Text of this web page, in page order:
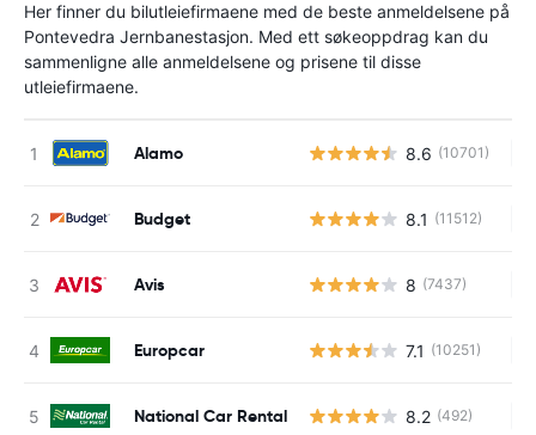
Her finner du bilutleiefirmaene med de beste anmeldelsene på
Pontevedra Jernbanestasjon. Med ett søkeoppdrag kan du
sammenligne alle anmeldelsene og prisene til disse
utleiefirmaene.
Alamo 8.6 (10701)
Budget 8.1 (11512)
Avis 8 (7437)
Europcar 7.1 (10251)
National Car Rental 8.2 (492)